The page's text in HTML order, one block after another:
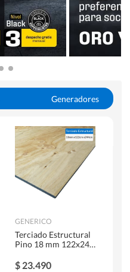
Generadores
Sierras Circulares
GENERICO
Terciado Estructural
Pino 18 mm 122x244
$ 23.490